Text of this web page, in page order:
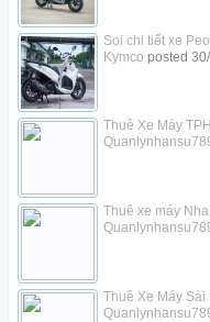
Soi chi tiết xe
Kymco posted
Thuê Xe Máy
Thuê xe máy
Thuê Xe Máy Sài